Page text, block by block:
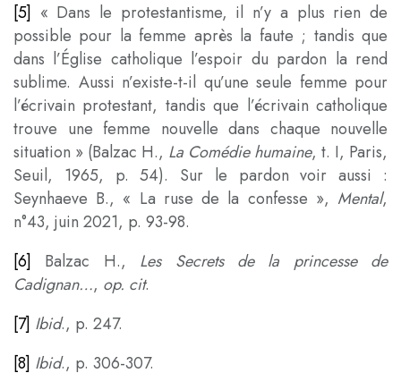
[5] « Dans le protestantisme, il n’y a plus rien de
possible pour la femme après la faute ; tandis que
dans l’Église catholique l’espoir du pardon la rend
sublime. Aussi n’existe-t-il qu’une seule femme pour
l’écrivain protestant, tandis que l’écrivain catholique
trouve une femme nouvelle dans chaque nouvelle
situation » (Balzac H., La Comédie humaine, t. I, Paris,
Seuil, 1965, p. 54). Sur le pardon voir aussi :
Seynhaeve B., « La ruse de la confesse », Mental,
n°43, juin 2021, p. 93-98.
[6]
Balzac H., Les Secrets de la princesse de
Cadignan…, op. cit.
[7] Ibid., p. 247.
[8] Ibid., p. 306-307.